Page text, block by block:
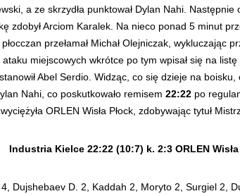
a ze skrzydła punktował Dylan Nahi.
zdobył Arciom Karalek. Na nieco ponad 5 minut
przełamał Michał Olejniczak,
miejscowych wkrótce po tym wpisał się na
Abel Serdio. Widząc, co się dzieje na
Nahi, co poskutkowało remisem 22:22 po
ORLEN Wisła Płock, zdobywając tytuł
Industria Kielce 22:22 (10:7) k. 2:3 ORLEN Wisła
Dujshebaev D. 2, Kaddah 2, Moryto 2, Surgiel 2,